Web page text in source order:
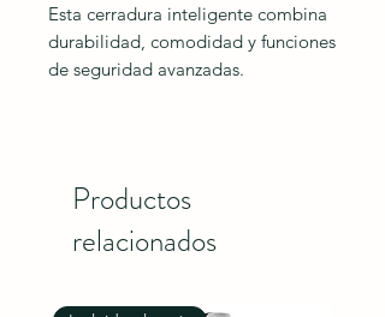
Esta cerradura inteligente combina
durabilidad, comodidad y funciones
de seguridad avanzadas.
Productos
relacionados